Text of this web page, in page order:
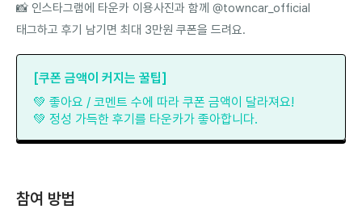
📸 인스타그램에 타운카 이용사진과 함께 @towncar_official
태그하고 후기 남기면 최대 3만원 쿠폰을 드려요.
[쿠폰 금액이 커지는 꿀팁]
💚 좋아요 / 코멘트 수에 따라 쿠폰 금액이 달라져요!
💚 정성 가득한 후기를 타운카가 좋아합니다.
참여 방법